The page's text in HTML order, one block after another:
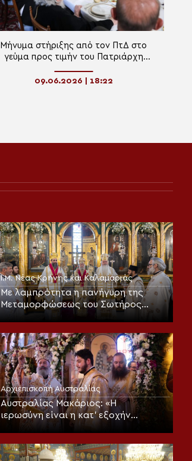
Μήνυμα στήριξης από τον ΠτΔ στο
γεύμα προς τιμήν του Πατριάρχη
09.06.2026 | 18:22
Ι.Μ. Νέας Κρήνης και Καλαμαριάς
Με λαμπρότητα η πανήγυρη της
Μεταμορφώσεως του Σωτήρος
στην Καλαμαριά (ΦΩΤΟ)
Αρχιεπισκοπή Αυστραλίας
Αυστραλίας Μακάριος: «Η
ιερωσύνη είναι η κατ’ εξοχήν
μεταμορφωτική δύναμη μέσα σε
πνευματικά»